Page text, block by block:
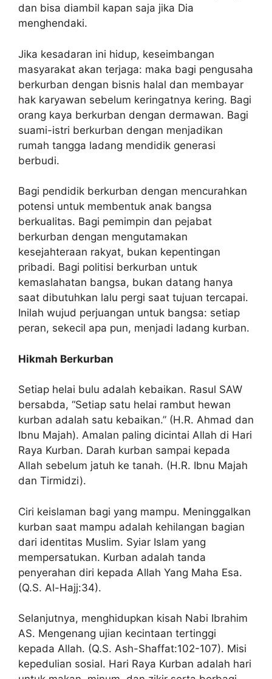
dan bisa diambil kapan saja jika Dia
menghendaki.
Jika kesadaran ini hidup, keseimbangan
masyarakat akan terjaga: maka bagi pengusaha
berkurban dengan bisnis halal dan membayar
hak karyawan sebelum keringatnya kering. Bagi
orang kaya berkurban dengan dermawan. Bagi
suami-istri berkurban dengan menjadikan
rumah tangga ladang mendidik generasi
berbudi.
Bagi pendidik berkurban dengan mencurahkan
potensi untuk membentuk anak bangsa
berkualitas. Bagi pemimpin dan pejabat
berkurban dengan mengutamakan
kesejahteraan rakyat, bukan kepentingan
pribadi. Bagi politisi berkurban untuk
kemaslahatan bangsa, bukan datang hanya
saat dibutuhkan lalu pergi saat tujuan tercapai.
Inilah wujud perjuangan untuk bangsa: setiap
peran, sekecil apa pun, menjadi ladang kurban.
Hikmah Berkurban
Setiap helai bulu adalah kebaikan. Rasul SAW
bersabda, “Setiap satu helai rambut hewan
kurban adalah satu kebaikan.” (H.R. Ahmad dan
Ibnu Majah). Amalan paling dicintai Allah di Hari
Raya Kurban. Darah kurban sampai kepada
Allah sebelum jatuh ke tanah. (H.R. Ibnu Majah
dan Tirmidzi).
Ciri keislaman bagi yang mampu. Meninggalkan
kurban saat mampu adalah kehilangan bagian
dari identitas Muslim. Syiar Islam yang
mempersatukan. Kurban adalah tanda
penyerahan diri kepada Allah Yang Maha Esa.
(Q.S. Al-Hajj:34).
Selanjutnya, menghidupkan kisah Nabi Ibrahim
AS. Mengenang ujian kecintaan tertinggi
kepada Allah. (Q.S. Ash-Shaffat:102-107). Misi
kepedulian sosial. Hari Raya Kurban adalah hari